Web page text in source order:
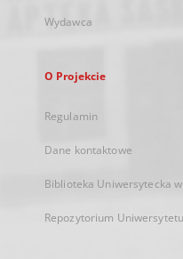
Wydawca
O Projekcie
Regulamin
Dane kontaktowe
Biblioteka Uniwersytecka
Repozytorium